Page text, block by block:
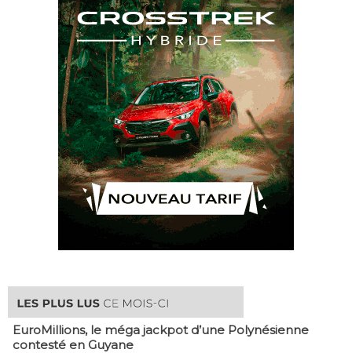
EuroMillions, ​le méga jackpot d’une Polynésienne
contesté en Guyane